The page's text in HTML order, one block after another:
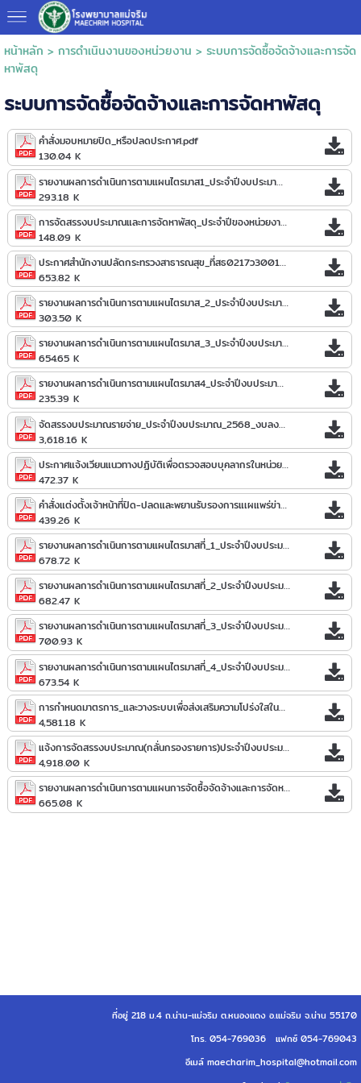
หน้าหลัก > การดำเนินงานของหน่วยงาน > ระบบการจัดซื้อจัดจ้างและการจัด
หาพัสดุ
ระบบการจัดซื้อจัดจ้างและการจัดหาพัสดุ
คำสั่งมอบหมายปิด_หรือปลดประกาศ.pdf
130.04 K
รายงานผลการดำเนินการตามแผนไตรมาส1_ประจำปีงบประมาณ_2567.pdf
293.18 K
การจัดสรรงบประมาณและการจัดหาพัสดุ_ประจำปีของหน่วยงาน.pdf
148.09 K
ประกาศสำนักงานปลัดกระทรวงสาธารณสุข_ที่สธ0217ว3001_ลงวันที่_12_ตุลาคม_2560.pdf
653.82 K
รายงานผลการดำเนินการตามแผนไตรมาส_2_ประจำปีงบประมาณ_พ.ศ._2567.pdf
303.50 K
รายงานผลการดำเนินการตามแผนไตรมาส_3_ประจำปีงบประมาณ_พ.ศ._2567.pdf
654.65 K
รายงานผลการดำเนินการตามแผนไตรมาส4_ประจำปีงบประมาณ_2567.pdf
235.39 K
จัดสรรงบประมาณรายจ่าย_ประจำปีงบประมาณ_2568_งบลงทุน.pdf
3,618.16 K
ประกาศแจ้งเวียนแนวทางปฏิบัติเพื่อตรวจสอบบุคลากรในหน่วยงานด้านการจัดซื้อจัดจ้าง.pdf
472.37 K
คำสั่งแต่งตั้งเจ้าหน้าที่ปิด-ปลดและพยานรับรองการแเผแพร่ข่าวสารแ.pdf
439.26 K
รายงานผลการดำเนินการตามแผนไตรมาสที่_1_ประจำปีงบประมาณ_2568.pdf
678.72 K
รายงานผลการดำเนินการตามแผนไตรมาสที่_2_ประจำปีงบประมาณ_2568.pdf
682.47 K
รายงานผลการดำเนินการตามแผนไตรมาสที่_3_ประจำปีงบประมาณ_2568.pdf
700.93 K
รายงานผลการดำเนินการตามแผนไตรมาสที่_4_ประจำปีงบประมาณ_2568.pdf
673.54 K
การกำหนดมาตรการ_และวางระบบเพื่อส่งเสริมความโปร่งใสในการจัดซื้อจัดจ้างและการจัดหาพัสดุ.pdf
4,581.18 K
แจ้งการจัดสรรงบประมาณ(กลั่นกรองรายการ)ประจำปีงบประมาณ_พ.ศ._2569.pdf
4,918.00 K
รายงานผลการดำเนินการตามแผนการจัดซื้อจัดจ้างและการจัดหาพัสดุ_รอบ_6_เดือน__ประจำปีงบประมาณ_พ.ศ._2569.pdf
665.08 K
ที่อยู่ 218 ม.4 ถ.น่าน-แม่จริม ต.หนองแดง อ.แม่จริม จ.น่าน 55170
โทร. 054-769036 แฟกซ์ 054-769043
อีเมล์ maecharim_hospital@hotmail.com